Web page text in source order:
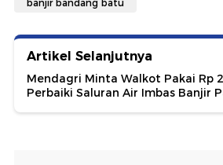
banjir bandang batu
Artikel Selanjutnya
Mendagri Minta Walkot Pakai Rp
Perbaiki Saluran Air Imbas Banjir